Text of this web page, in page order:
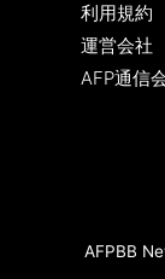
利用規約
運営会社
AFP通信
AFPBB